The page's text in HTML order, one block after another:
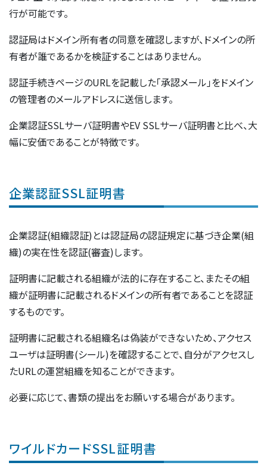
行が可能です。
認証局はドメイン所有者の同意を確認しますが、ドメインの所
有者が誰であるかを検証することはありません。
認証手続きページのURLを記載した「承認メール」をドメイン
の管理者のメールアドレスに送信します。
企業認証SSLサーバ証明書やEV SSLサーバ証明書と比べ、大
幅に安価であることが特徴です。
企業認証SSL証明書
企業認証(組織認証)とは認証局の認証規定に基づき企業(組
織)の実在性を認証(審査)します。
証明書に記載される組織が法的に存在すること、またその組
織が証明書に記載されるドメインの所有者であることを認証
するものです。
証明書に記載される組織名は偽装ができないため、アクセス
ユーザは証明書(シール)を確認することで、自分がアクセスし
たURLの運営組織を知ることができます。
必要に応じて、書類の提出をお願いする場合があります。
ワイルドカードSSL証明書